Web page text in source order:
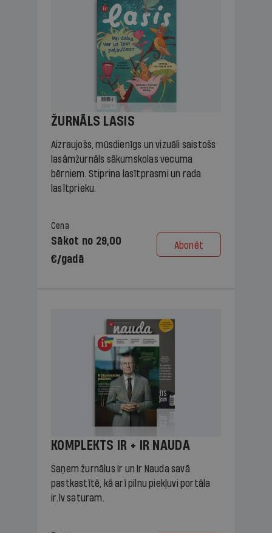
ŽURNĀLS LASIS
Aizraujošs, mūsdienīgs un vizuāli saistošs
lasāmžurnāls sākumskolas vecuma
bērniem. Stiprina lasītprasmi un rada
lasītprieku.
Cena
Sākot no 29,00
€/gadā
Abonēt
KOMPLEKTS IR + IR NAUDA
Saņem žurnālus Ir un Ir Nauda savā
pastkastītē, kā arī pilnu piekļuvi portāla
ir.lv saturam.